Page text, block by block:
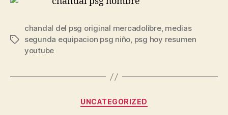
Etiquetas
chandal del psg original mercadolibre, medias
segunda equipacion psg niño, psg hoy resumen
youtube
Categorías
UNCATEGORIZED